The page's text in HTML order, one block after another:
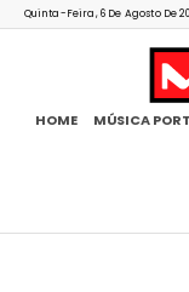
Quinta-Feira, 6 De Agosto De
HOME MÚSICA